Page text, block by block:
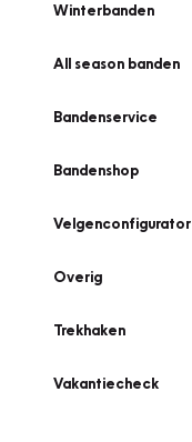
Winterbanden
All season banden
Bandenservice
Bandenshop
Velgenconfigurator
Overig
Trekhaken
Vakantiecheck